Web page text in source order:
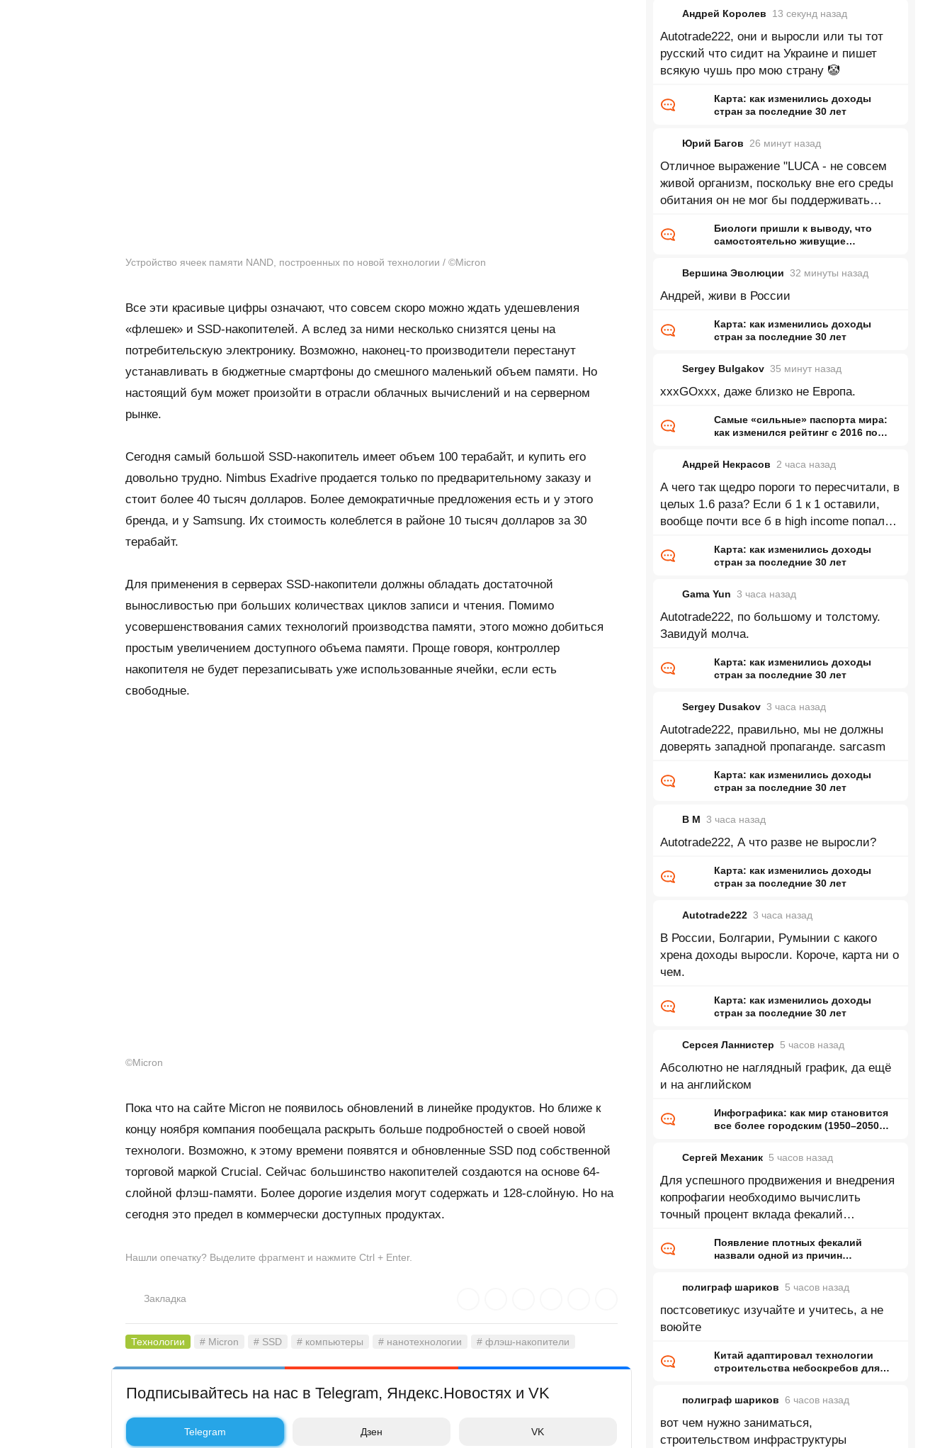
Устройство ячеек памяти NAND, построенных по новой технологии / ©Micron
Все эти красивые цифры означают, что совсем скоро можно ждать удешевления
«флешек» и SSD-накопителей. А вслед за ними несколько снизятся цены на
потребительскую электронику. Возможно, наконец-то производители перестанут
устанавливать в бюджетные смартфоны до смешного маленький объем памяти. Но
настоящий бум может произойти в отрасли облачных вычислений и на серверном
рынке.
Сегодня самый большой SSD-накопитель имеет объем 100 терабайт, и купить его
довольно трудно. Nimbus Exadrive продается только по предварительному заказу и
стоит более 40 тысяч долларов. Более демократичные предложения есть и у этого
бренда, и у Samsung. Их стоимость колеблется в районе 10 тысяч долларов за 30
терабайт.
Для применения в серверах SSD-накопители должны обладать достаточной
выносливостью при больших количествах циклов записи и чтения. Помимо
усовершенствования самих технологий производства памяти, этого можно добиться
простым увеличением доступного объема памяти. Проще говоря, контроллер
накопителя не будет перезаписывать уже использованные ячейки, если есть
свободные.
©Micron
Пока что на сайте Micron не появилось обновлений в линейке продуктов. Но ближе к
концу ноября компания пообещала раскрыть больше подробностей о своей новой
технологи. Возможно, к этому времени появятся и обновленные SSD под собственной
торговой маркой Crucial. Сейчас большинство накопителей создаются на основе 64-
слойной флэш-памяти. Более дорогие изделия могут содержать и 128-слойную. Но на
сегодня это предел в коммерчески доступных продуктах.
Нашли опечатку? Выделите фрагмент и нажмите Ctrl + Enter.
Закладка
Технологии # Micron # SSD # компьютеры # нанотехнологии # флэш-накопители
Подписывайтесь на нас в Telegram, Яндекс.Новостях и VK
Telegram Дзен VK
Андрей Королев 13 секунд назад
Autotrade222, они и выросли или ты тот
русский что сидит на Украине и пишет
всякую чушь про мою страну 🤡
Карта: как изменились доходы
стран за последние 30 лет
Юрий Багов 26 минут назад
Отличное выражение "LUCA - не совсем
живой организм, поскольку вне его среды
обитания он не мог бы поддерживать
Биологи пришли к выводу, что
самостоятельно живущие
Вершина Эволюции 32 минуты назад
Андрей, живи в России
Карта: как изменились доходы
стран за последние 30 лет
Sergey Bulgakov 35 минут назад
xxxGOxxx, даже близко не Европа.
Самые «сильные» паспорта мира:
как изменился рейтинг с 2016 по
Андрей Некрасов
2 часа назад
А чего так щедро пороги то пересчитали, в
целых 1.6 раза? Если б 1 к 1 оставили,
вообще почти все б в high income попали
Карта: как изменились доходы
стран за последние 30 лет
Gama Yun 3 часа назад
Autotrade222, по большому и толстому.
Завидуй молча.
Карта: как изменились доходы
стран за последние 30 лет
Sergey Dusakov 3 часа назад
Autotrade222, правильно, мы не должны
доверять западной пропаганде. sarcasm
Карта: как изменились доходы
стран за последние 30 лет
В М 3 часа назад
Autotrade222, А что разве не выросли?
Карта: как изменились доходы
стран за последние 30 лет
Autotrade222 3 часа назад
В России, Болгарии, Румынии с какого
хрена доходы выросли. Короче, карта ни о
чем.
Карта: как изменились доходы
стран за последние 30 лет
Серсея Ланнистер 5 часов назад
Абсолютно не наглядный график, да ещё
и на английском
Инфографика: как мир становится
все более городским (1950–2050
Сергей Механик 5 часов назад
Для успешного продвижения и внедрения
копрофагии необходимо вычислить
точный процент вклада фекалий
Появление плотных фекалий
назвали одной из причин
полиграф шариков
5 часов назад
постсоветикус изучайте и учитесь, а не
воюйте
Китай адаптировал технологии
строительства небоскребов для
полиграф шариков 6 часов назад
вот чем нужно заниматься,
строительством инфраструктуры